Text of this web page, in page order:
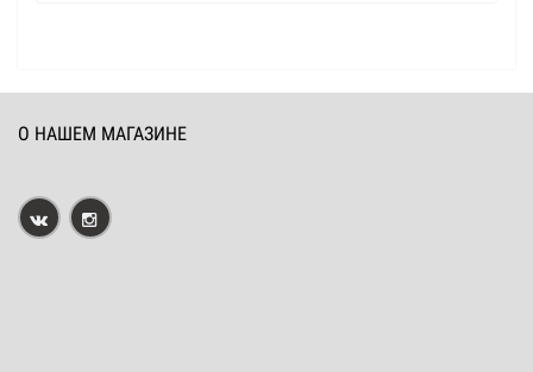
О НАШЕМ МАГАЗИНЕ